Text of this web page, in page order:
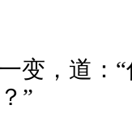
变，道：
”